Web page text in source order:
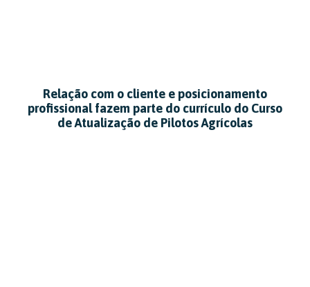
Relação com o cliente e posicionamento
profissional fazem parte do currículo do Curso
de Atualização de Pilotos Agrícolas